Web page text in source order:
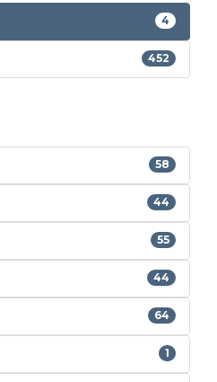
4
452
58
44
55
44
64
1